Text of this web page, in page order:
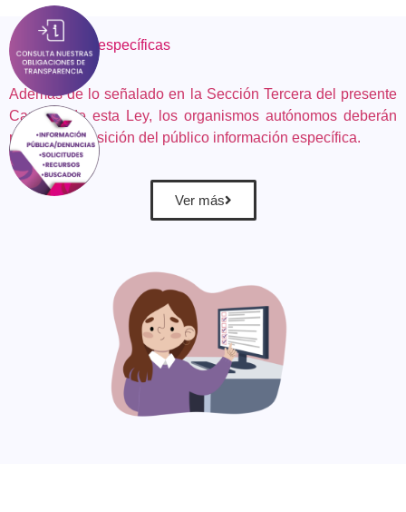
Obligaciones específicas
Además de lo señalado en la Sección Tercera del presente
Capítulo de esta Ley, los organismos autónomos deberán
poner a disposición del público información específica.
Ver más